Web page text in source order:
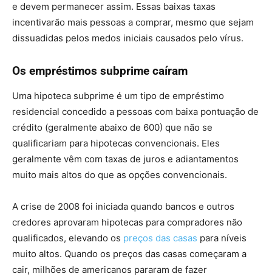
e devem permanecer assim. Essas baixas taxas
incentivarão mais pessoas a comprar, mesmo que sejam
dissuadidas pelos medos iniciais causados pelo vírus.
Os empréstimos subprime caíram
Uma hipoteca subprime é um tipo de empréstimo
residencial concedido a pessoas com baixa pontuação de
crédito (geralmente abaixo de 600) que não se
qualificariam para hipotecas convencionais. Eles
geralmente vêm com taxas de juros e adiantamentos
muito mais altos do que as opções convencionais.
A crise de 2008 foi iniciada quando bancos e outros
credores aprovaram hipotecas para compradores não
qualificados, elevando os preços das casas para níveis
muito altos. Quando os preços das casas começaram a
cair, milhões de americanos pararam de fazer